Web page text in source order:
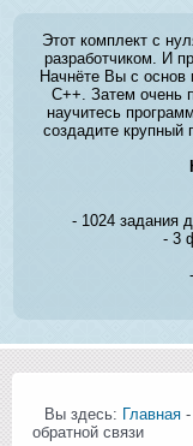
Этот комплект с
разработчиком. И
Начнёте Вы с основ
C++. Затем очень
научитесь
создадите крупный
- 1024 задания
- 3
Вы здесь: Главная -
обратной связи